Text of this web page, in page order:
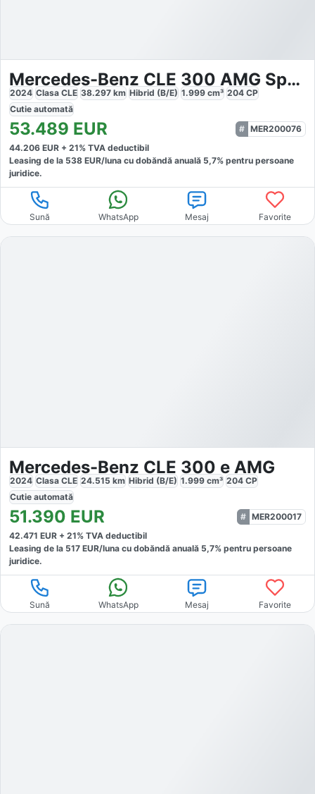
Mercedes-Benz CLE 300 AMG Sport Premium Distr Pano
2024 Clasa CLE 38.297 km Hibrid (B/E) 1.999 cm³ 204 CP
Cutie automată
53.489 EUR
MER200076
44.206 EUR + 21% TVA deductibil
Leasing de la 538 EUR/luna cu dobăndă anuală 5,7% pentru persoane
juridice.
Sună WhatsApp Mesaj Favorite
Mercedes-Benz CLE 300 e AMG
2024 Clasa CLE 24.515 km Hibrid (B/E) 1.999 cm³ 204 CP
Cutie automată
51.390 EUR
MER200017
42.471 EUR + 21% TVA deductibil
Leasing de la 517 EUR/luna cu dobăndă anuală 5,7% pentru persoane
juridice.
Sună WhatsApp Mesaj Favorite